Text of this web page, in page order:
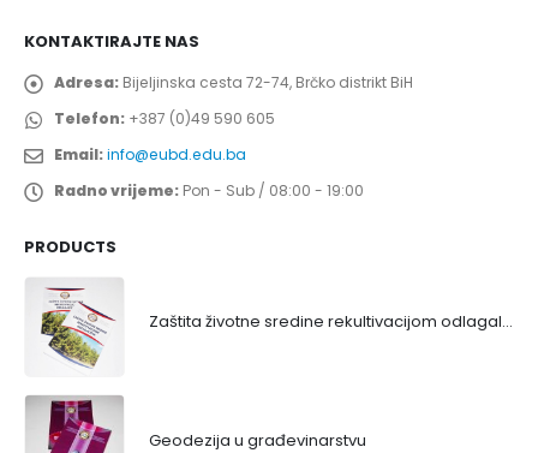
KONTAKTIRAJTE NAS
Adresa: Bijeljinska cesta 72-74, Brčko distrikt BiH
Telefon: +387 (0)49 590 605
Email:info@eubd.edu.ba
Radno vrijeme: Pon - Sub / 08:00 - 19:00
PRODUCTS
Zaštita životne sredine rekultivacijom odlagališta
Geodezija u građevinarstvu